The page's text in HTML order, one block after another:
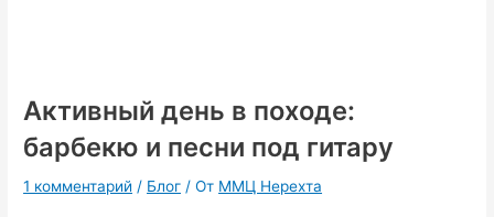
Активный день в походе:
барбекю и песни под гитару
1 комментарий / Блог / От ММЦ Нерехта